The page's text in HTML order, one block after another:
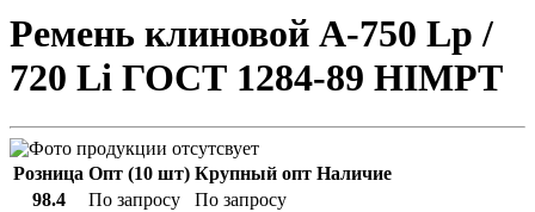
Ремень клиновой А-750 Lp /
720 Li ГОСТ 1284-89 HIMPT
Розница Опт (10 шт) Крупный опт Наличие
98.4
По запросу
По запросу